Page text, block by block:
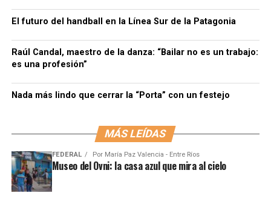
El futuro del handball en la Línea Sur de la Patagonia
Raúl Candal, maestro de la danza: “Bailar no es un trabajo:
es una profesión”
Nada más lindo que cerrar la “Porta” con un festejo
MÁS LEÍDAS
FEDERAL Por María Paz Valencia - Entre Ríos
Museo del Ovni: la casa azul que mira al cielo